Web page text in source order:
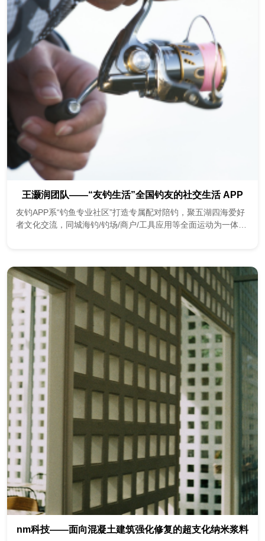
王灏润团队——“友钓生活”全国钓友的社交生活 APP
友钓APP系“钓鱼专业社区”打造专属配对陪钓，聚五湖四海爱好
者文化交流，同城海钓/钓场/商户/工具应用等全面运动为一体的
nm科技——面向混凝土建筑强化修复的超支化纳米浆料